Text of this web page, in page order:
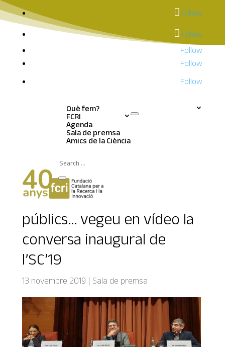
Follow
Follow
Follow
Follow
Follow
Què fem?
FCRI
Agenda
Sala de premsa
Amics de la Ciència
Sala de premsa
Exoplanetes i física
quàntica per a tots els
públics… vegeu en vídeo la
conversa inaugural de
l’SC’19
13 novembre 2019 Sala de premsa